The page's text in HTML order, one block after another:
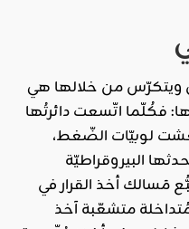
ويتكرّس من خلالها هي
فكُلّما اتّسعت دائرتُها
لوبيّات الضّغط،
البيروقراطيّة
مَسالك أخذ القرار في
متشعّبة آخذ